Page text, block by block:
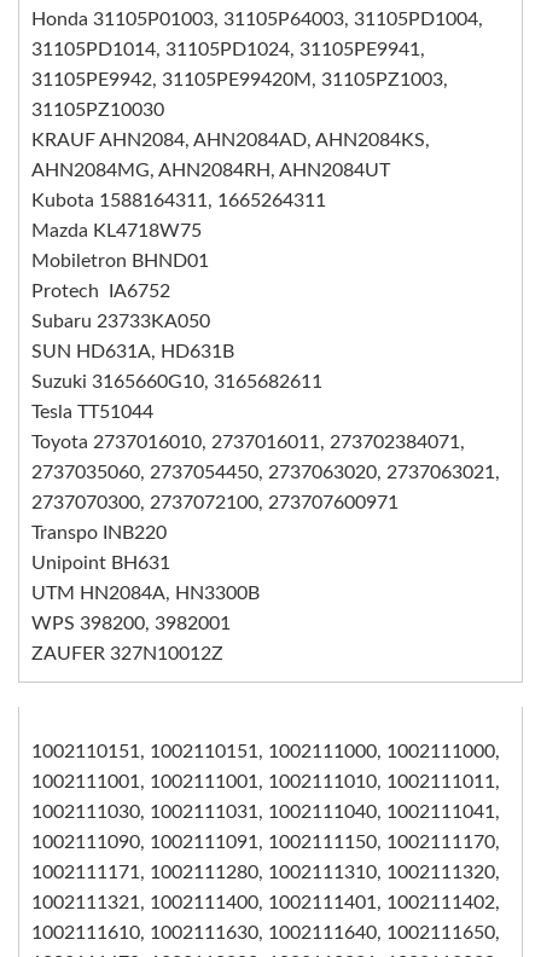
Honda 31105P01003, 31105P64003, 31105PD1004,
31105PD1014, 31105PD1024, 31105PE9941,
31105PE9942, 31105PE99420M, 31105PZ1003,
31105PZ10030
KRAUF AHN2084, AHN2084AD, AHN2084KS,
AHN2084MG, AHN2084RH, AHN2084UT
Kubota 1588164311, 1665264311
Mazda KL4718W75
Mobiletron BHND01
Protech IA6752
Subaru 23733KA050
SUN HD631A, HD631B
Suzuki 3165660G10, 3165682611
Tesla TT51044
Toyota 2737016010, 2737016011, 273702384071,
2737035060, 2737054450, 2737063020, 2737063021,
2737070300, 2737072100, 273707600971
Transpo INB220
Unipoint BH631
UTM HN2084A, HN3300B
WPS 398200, 3982001
ZAUFER 327N10012Z
1002110151, 1002110151, 1002111000, 1002111000,
1002111001, 1002111001, 1002111010, 1002111011,
1002111030, 1002111031, 1002111040, 1002111041,
1002111090, 1002111091, 1002111150, 1002111170,
1002111171, 1002111280, 1002111310, 1002111320,
1002111321, 1002111400, 1002111401, 1002111402,
1002111610, 1002111630, 1002111640, 1002111650,